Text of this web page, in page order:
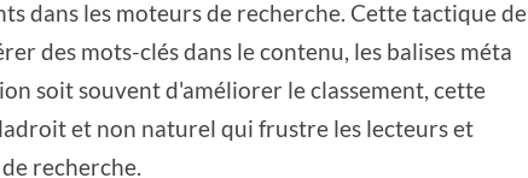
dans les moteurs de recherche. Cette tactique de
des mots-clés dans le contenu, les balises méta
soit souvent d'améliorer le classement, cette
et non naturel qui frustre les lecteurs et
recherche.